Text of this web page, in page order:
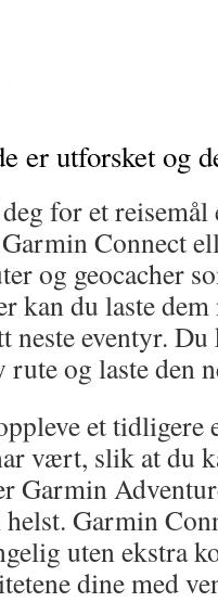
er utforsket og
for et
Connect
og geocacher
kan du laste
eventyr. Du
og laste den
et tidligere
vært, slik at du
Garmin
helst. Garmin
uten ekstra
dine med